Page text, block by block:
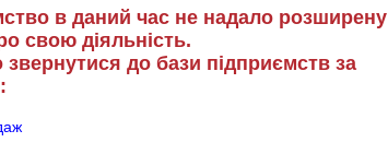
в даний час не надало розширену
свою діяльність.
до бази підприємств за